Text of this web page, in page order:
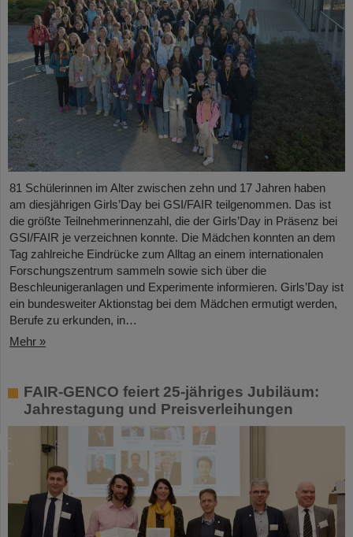
81 Schülerinnen im Alter zwischen zehn und 17 Jahren haben
am diesjährigen Girls’Day bei GSI/FAIR teilgenommen. Das ist
die größte Teilnehmerinnenzahl, die der Girls’Day in Präsenz bei
GSI/FAIR je verzeichnen konnte. Die Mädchen konnten an dem
Tag zahlreiche Eindrücke zum Alltag an einem internationalen
Forschungszentrum sammeln sowie sich über die
Beschleunigeranlagen und Experimente informieren. Girls’Day ist
ein bundesweiter Aktionstag bei dem Mädchen ermutigt werden,
Berufe zu erkunden, in…
Mehr »
FAIR-GENCO feiert 25-jähriges Jubiläum:
Jahrestagung und Preisverleihungen